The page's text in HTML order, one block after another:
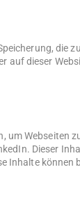
die
auf dieser
Webseiten
Dieser
Inhalte